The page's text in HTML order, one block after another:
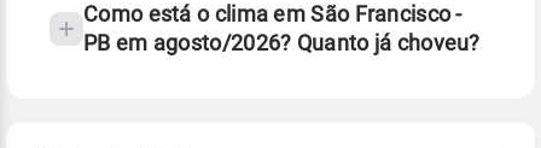
Como está o clima em São Francisco -
PB em agosto/2026? Quanto já choveu?